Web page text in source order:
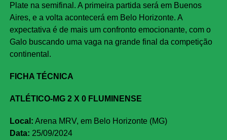
Plate na semifinal. A primeira partida será em Buenos
Aires, e a volta acontecerá em Belo Horizonte. A
expectativa é de mais um confronto emocionante, com o
Galo buscando uma vaga na grande final da competição
continental.
FICHA TÉCNICA
ATLÉTICO-MG 2 X 0 FLUMINENSE
Local: Arena MRV, em Belo Horizonte (MG)
Data: 25/09/2024